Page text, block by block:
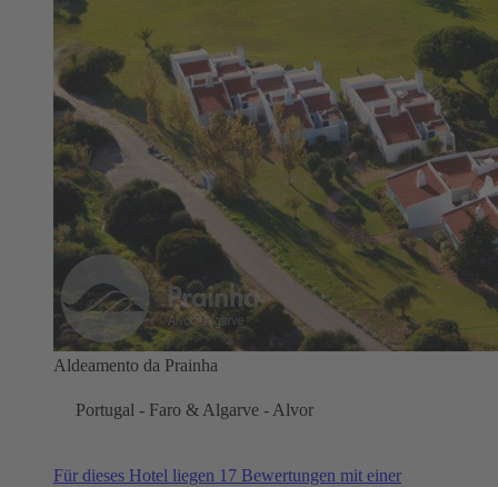
Aldeamento da Prainha
Portugal - Faro & Algarve - Alvor
Für dieses Hotel liegen 17 Bewertungen mit einer